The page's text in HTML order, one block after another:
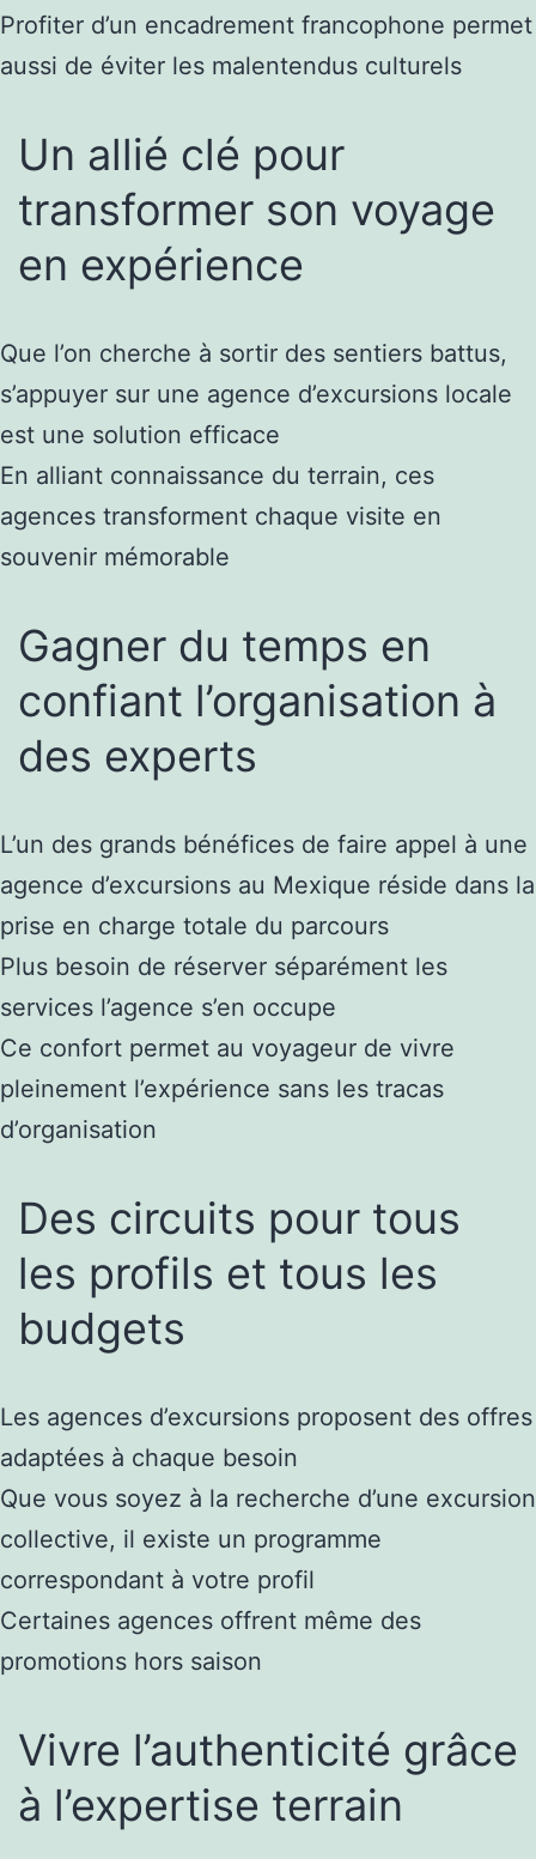
Profiter d’un encadrement francophone permet
aussi de éviter les malentendus culturels
Un allié clé pour
transformer son voyage
en expérience
Que l’on cherche à sortir des sentiers battus,
s’appuyer sur une agence d’excursions locale
est une solution efficace
En alliant connaissance du terrain, ces
agences transforment chaque visite en
souvenir mémorable
Gagner du temps en
confiant l’organisation à
des experts
L’un des grands bénéfices de faire appel à une
agence d’excursions au Mexique réside dans la
prise en charge totale du parcours
Plus besoin de réserver séparément les
services l’agence s’en occupe
Ce confort permet au voyageur de vivre
pleinement l’expérience sans les tracas
d’organisation
Des circuits pour tous
les profils et tous les
budgets
Les agences d’excursions proposent des offres
adaptées à chaque besoin
Que vous soyez à la recherche d’une excursion
collective, il existe un programme
correspondant à votre profil
Certaines agences offrent même des
promotions hors saison
Vivre l’authenticité grâce
à l’expertise terrain